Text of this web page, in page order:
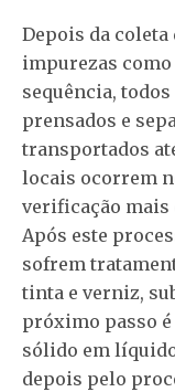
Depois da
impurezas
sequência,
prensados e
transportados
locais ocorrem
verificação mais
Após este
sofrem
tinta e verniz,
próximo passo
sólido em
depois pelo